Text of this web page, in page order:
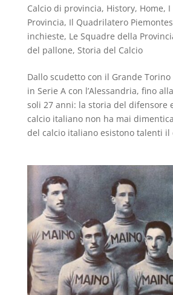
Calcio di provincia, History, Home,
Provincia, Il Quadrilatero
inchieste, Le Squadre della
del pallone, Storia del Calcio
Dallo scudetto con il Grande
in Serie A con l’Alessandria, fino
soli 27 anni: la storia del difensore
calcio italiano non ha mai
del calcio italiano esistono talenti il